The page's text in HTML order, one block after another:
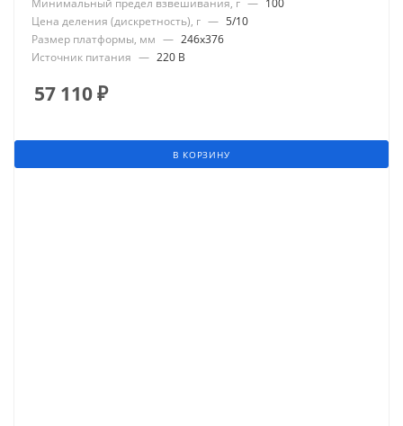
Цена деления (дискретность), г — 5/10
Размер платформы, мм — 246x376
Источник питания — 220 В
57 110₽
В КОРЗИНУ